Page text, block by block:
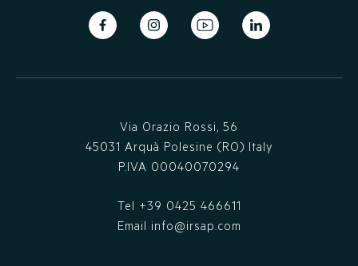
Via Orazio Rossi, 56
45031 Arquà Polesine (RO) Italy
P.IVA 00040070294
Tel +39 0425 466611
Email info@irsap.com